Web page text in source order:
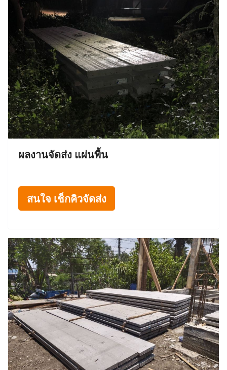
ผลงานจัดส่ง แผ่นพื้น
สนใจ เช็กคิวจัดส่ง